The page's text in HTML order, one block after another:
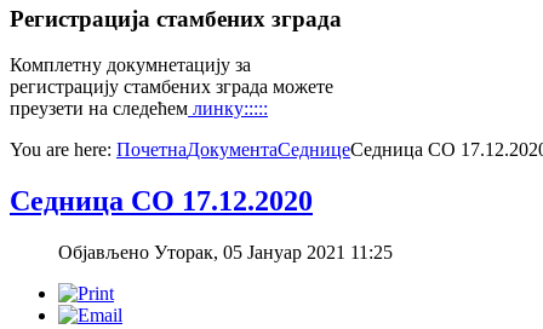
Регистрација стамбених зграда
Комплетну докумнетацију за
регистрацију стамбених зграда можете
преузети на следећем линку:::::
You are here: ПочетнаДокументаСедницеСедница СО
Седница СО 17.12.2020
Објављено Уторак, 05 Јануар 2021 11:25